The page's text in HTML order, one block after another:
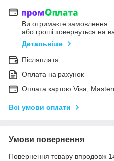
Ви отримаєте замовлення
або гроші повернуться на
Детальніше
Післяплата
Оплата на рахунок
Оплата картою Visa,
Всі умови оплати
Умови повернення
Повернення товару впродовж